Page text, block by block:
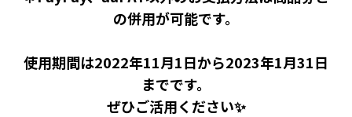
の併用が可能です。
使用期間は2022年11月1日から2023年1月31日
までです。
ぜひご活用ください✨